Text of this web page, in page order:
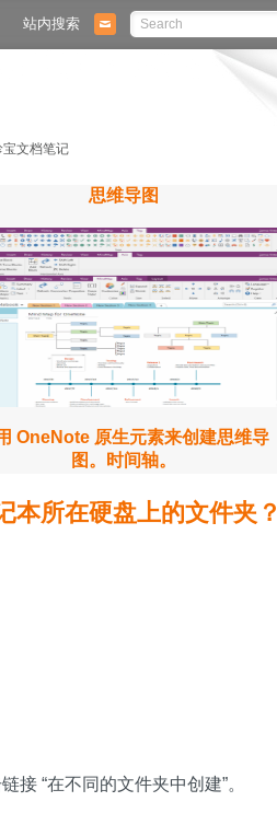
站内搜索
宝文档笔记
思维导图
OneNote 原生元素来创建思维导
图。时间轴。
本所在硬盘上的文件夹？
“在不同的文件夹中创建”。